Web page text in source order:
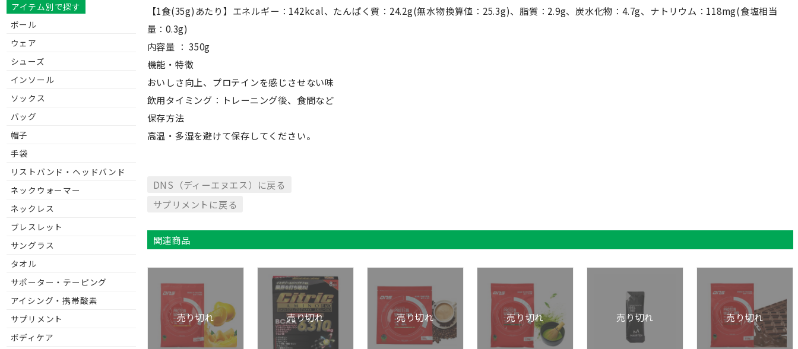
【1食(35g)あたり】エネルギー：142kcal、たんぱく質：24.2g(無水物換算値：25.3g)、脂質：2.9g、炭水化物：4.7g、ナトリウム：118mg(食塩相当
量：0.3g)
内容量 ： 350g
機能・特徴
おいしさ向上、プロテインを感じさせない味
飲用タイミング：トレーニング後、食間など
保存方法
高温・多湿を避けて保存してください。
DNS（ディーエヌエス）に戻る
サプリメントに戻る
関連商品
売り切れ 売り切れ 売り切れ 売り切れ 売り切れ 売り切れ
アイテム別で探す
ボール
ウェア
シューズ
インソール
ソックス
バッグ
帽子
手袋
リストバンド・ヘッドバンド
ネックウォーマー
ネックレス
ブレスレット
サングラス
タオル
サポーター・テーピング
アイシング・携帯酸素
サプリメント
ボディケア